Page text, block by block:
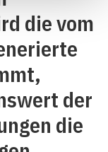
die vom
der
die